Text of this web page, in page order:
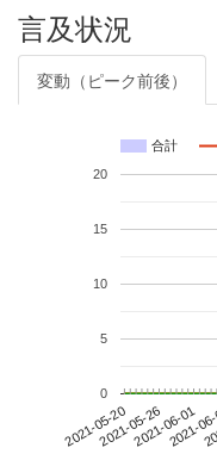
言及状況
変動（ピーク前後）
合計
2021-05-202021-05-262021-06-01
2021-
0
5
10
15
20